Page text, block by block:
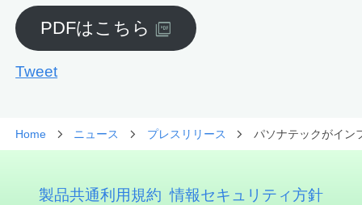
PDFはこちら
Tweet
Home ニュース プレスリリース パソナテックがイン
製品共通利用規約 情報セキュリティ方針